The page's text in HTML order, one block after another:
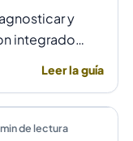
y
integrado
Leer la guía
de lectura